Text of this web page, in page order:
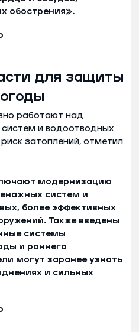
обострения».
для защиты
работают над
и водоотводных
затоплений, отметил
модернизацию
систем и
более эффективных
Также введены
системы
и раннего
могут заранее узнать
и сильных